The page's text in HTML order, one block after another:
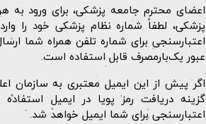
اعضای محترم جامعه پزشکی، برای ورود به
پزشکی، لطفاً شماره نظام پزشکی خود را
اعتبارسنجی برای شماره تلفن همراه شما
عبور یک‌بارمصرف قابل استفاده است.
اگر پیش از این ایمیل معتبری به سازمان
گزینه دریافت رمز پویا در ایمیل
اعتبارسنجی برای شما ایمیل خواهد شد.